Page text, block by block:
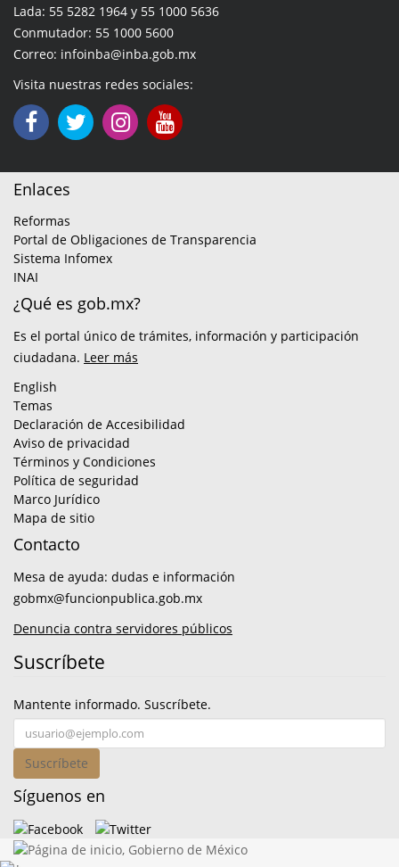
Lada: 55 5282 1964 y 55 1000 5636
Conmutador: 55 1000 5600
Correo: infoinba@inba.gob.mx
Visita nuestras redes sociales:
Enlaces
Reformas
Portal de Obligaciones de Transparencia
Sistema Infomex
INAI
¿Qué es gob.mx?
Es el portal único de trámites, información y participación
ciudadana. Leer más
English
Temas
Declaración de Accesibilidad
Aviso de privacidad
Términos y Condiciones
Política de seguridad
Marco Jurídico
Mapa de sitio
Contacto
Mesa de ayuda: dudas e información
gobmx@funcionpublica.gob.mx
Denuncia contra servidores públicos
Suscríbete
Mantente informado. Suscríbete.
Suscríbete
Síguenos en